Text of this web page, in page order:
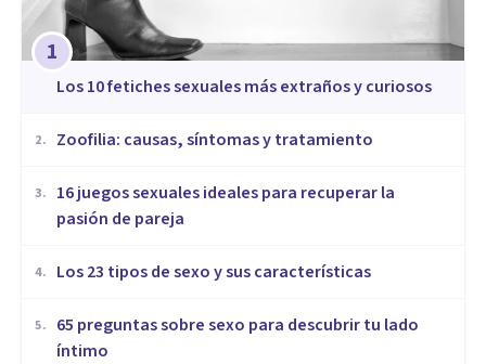
1
​Los 10 fetiches sexuales más extraños y curiosos
2. Zoofilia: causas, síntomas y tratamiento
3.
16 juegos sexuales ideales para recuperar la
pasión de pareja
4. Los 23 tipos de sexo y sus características
5.
65 preguntas sobre sexo para descubrir tu lado
íntimo